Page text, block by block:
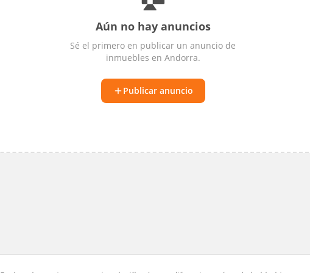
Aún no hay anuncios
Sé el primero en publicar un anuncio de
inmuebles en Andorra.
Publicar anuncio